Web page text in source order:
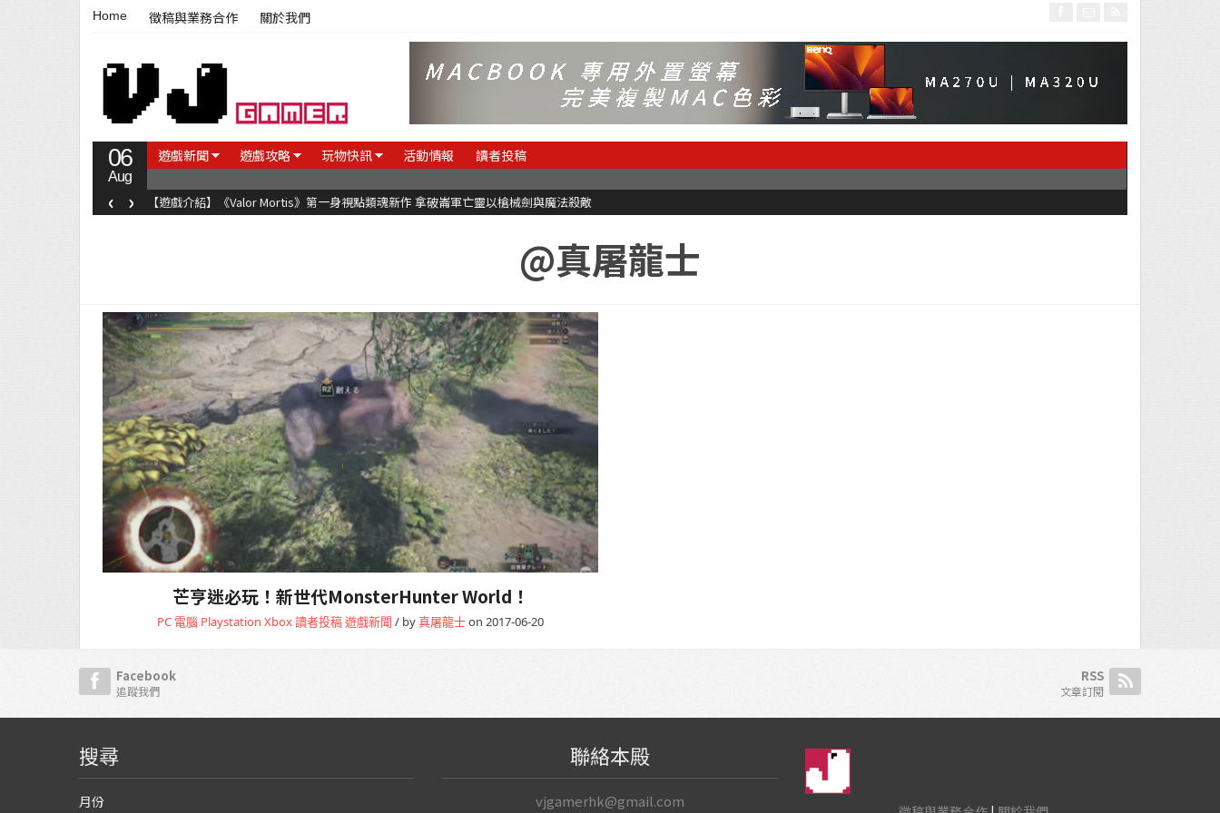
Home 徵稿與業務合作 關於我們
06
Aug
遊戲新聞 遊戲攻略 玩物快訊 活動情報 讀者投稿
【遊戲介紹】《Valor Mortis》第一身視點類魂新作 拿破崙軍亡靈以槍械劍與魔法殺敵
‹ ›
@真屠龍士
芒亨迷必玩！新世代MonsterHunter World！
PC 電腦 Playstation Xbox讀者投稿遊戲新聞 / by真屠龍士on 2017-06-20
Facebook
追蹤我們
RSS
文章訂閱
搜尋
月份
聯絡本殿
vjgamerhk@gmail.com